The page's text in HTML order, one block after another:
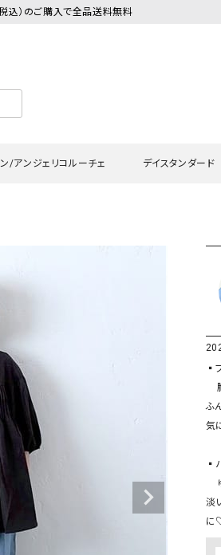
込）のご購入で全品送料無料
ロング・マキシ丈
その他スカート
すべて見る
/アンジェリコルーチェ デイスタンダード
ワンピ
サロ
スカー
ジャケ
ワンピ
サロペ
ジャケ
▪️
ふ
気
▪️
淡
に